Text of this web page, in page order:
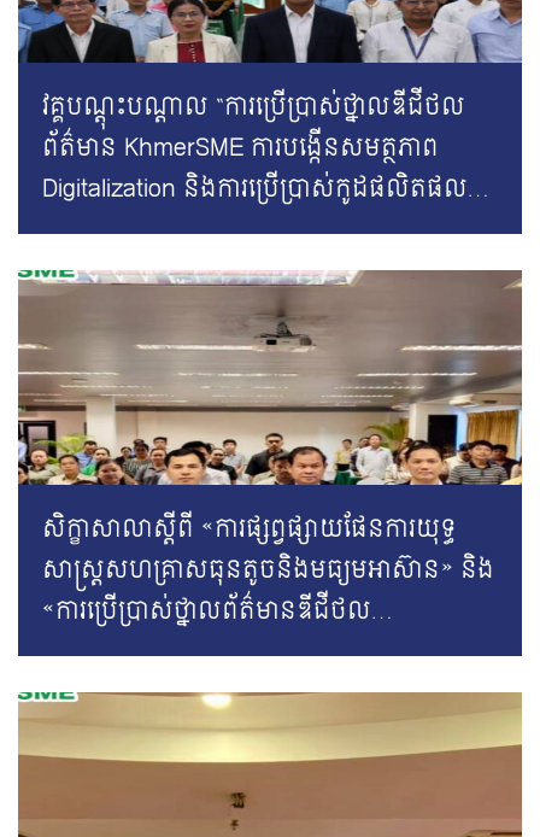
វគ្គបណ្តុះបណ្តាល “ការប្រើប្រាស់ថ្នាលឌីជីថល
ព័ត៌មាន KhmerSME ការបង្កើនសមត្ថភាព
Digitalization និងការប្រើប្រាស់កូដផលិតផល
៥ខ្ទង់”
សិក្ខាសាលាស្តីពី «ការផ្សព្វផ្សាយផែនការយុទ្ធ
សាស្រ្តសហគ្រាសធុនតូចនិងមធ្យមអាស៊ាន» និង
«ការប្រើប្រាស់ថ្នាលព័ត៌មានឌីជីថល
KhmerSME»